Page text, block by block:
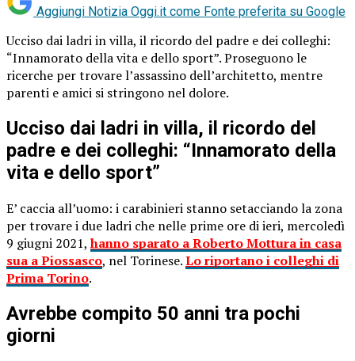
Aggiungi Notizia Oggi.it come Fonte preferita su Google
Ucciso dai ladri in villa, il ricordo del padre e dei colleghi:
“Innamorato della vita e dello sport”. Proseguono le
ricerche per trovare l’assassino dell’architetto, mentre
parenti e amici si stringono nel dolore.
Ucciso dai ladri in villa, il ricordo del
padre e dei colleghi: “Innamorato della
vita e dello sport”
E’ caccia all’uomo: i carabinieri stanno setacciando la zona
per trovare i due ladri che nelle prime ore di ieri, mercoledì
9 giugni 2021,hanno sparato a Roberto Mottura in casa
sua a Piossasco, nel Torinese.Lo riportano i colleghi di
Prima Torino.
Avrebbe compito 50 anni tra pochi
giorni